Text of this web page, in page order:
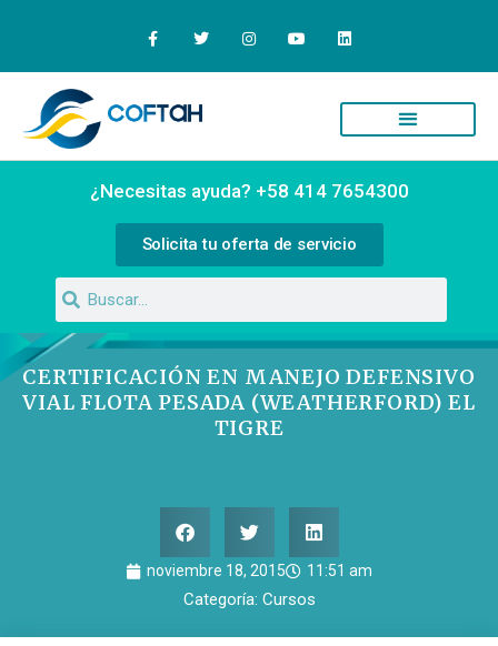
¿Necesitas ayuda? +58 414 7654300
Solicita tu oferta de servicio
CERTIFICACIÓN EN MANEJO DEFENSIVO
VIAL FLOTA PESADA (WEATHERFORD) EL
TIGRE
noviembre 18, 2015 11:51 am
Categoría: Cursos